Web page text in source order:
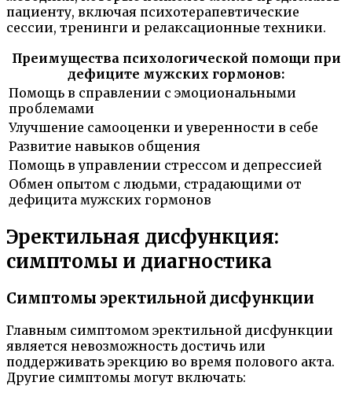
пациенту, включая психотерапевтические
сессии, тренинги и релаксационные техники.
Преимущества психологической помощи при
дефиците мужских гормонов:
Помощь в справлении с эмоциональными
проблемами
Улучшение самооценки и уверенности в себе
Развитие навыков общения
Помощь в управлении стрессом и депрессией
Обмен опытом с людьми, страдающими от
дефицита мужских гормонов
Эректильная дисфункция:
симптомы и диагностика
Симптомы эректильной дисфункции
Главным симптомом эректильной дисфункции
является невозможность достичь или
поддерживать эрекцию во время полового акта.
Другие симптомы могут включать: